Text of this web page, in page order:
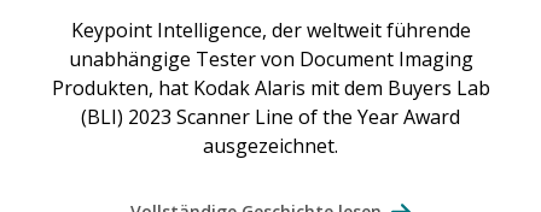
Keypoint Intelligence, der weltweit führende
unabhängige Tester von Document Imaging
Produkten, hat Kodak Alaris mit dem Buyers Lab
(BLI) 2023 Scanner Line of the Year Award
ausgezeichnet.